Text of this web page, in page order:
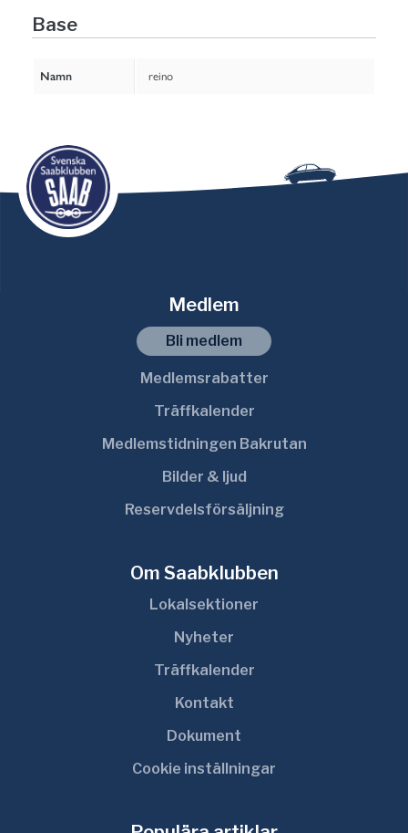
Base
Namn reino
Medlem
Bli medlem
Medlemsrabatter
Träffkalender
Medlemstidningen Bakrutan
Bilder & ljud
Reservdelsförsäljning
Om Saabklubben
Lokalsektioner
Nyheter
Träffkalender
Kontakt
Dokument
Cookie inställningar